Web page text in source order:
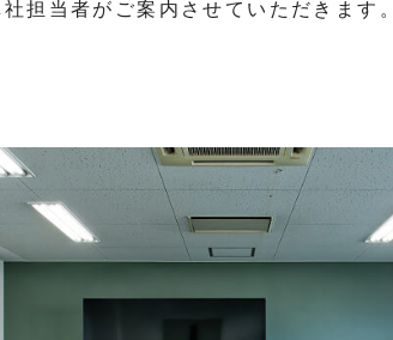
担当者がご案内させていただきます。